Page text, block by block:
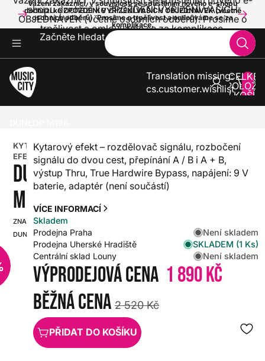
Vážení zákazníci, v souvislosti se spuštěním nového e-shopu
dochází ke ZPOŽDĚNÍ VYŘÍZENÍ VAŠICH OBJEDNÁVEK (včetně
osobních odběrů). Prosíme o trpělivost a omlouváme se za
komplikace.
shopu dochází ke ZPOŽDĚNÍ VYŘÍZENÍ VAŠICH
OBJEDNÁVEK (včetně osobních odběrů). Prosíme o
trpělivost a omlouváme se za komplikace.
Začněte hledat
Translation missing:
cs.customer.wishlist
V
0
KYTAROVÝ
EFEKT
DUNLOP
M196
ZNAČKA:
DUNLOP
SKU:
HX0000000036641
Kytarový efekt – rozdělovač signálu, rozbočení
signálu do dvou cest, přepínání A / B i A + B,
výstup Thru, True Hardwire Bypass, napájení: 9 V
baterie, adaptér (není součástí)
VÍCE INFORMACÍ
Skladem
Prodejna Praha
Není skladem
Prodejna Uherské Hradiště
SKLADEM (1 Ks)
Centrální sklad Louny
Není skladem
Výprodejová cena 1 890 Kč
Běžná cena 2 520 Kč
PŘIDAT DO KOŠÍKU